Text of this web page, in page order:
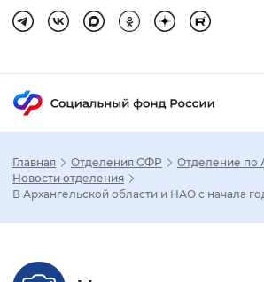
Настройка режима
Главная Отделения СФР
Отделение по
Новости отделения
В Архангельской области и НАО с начала